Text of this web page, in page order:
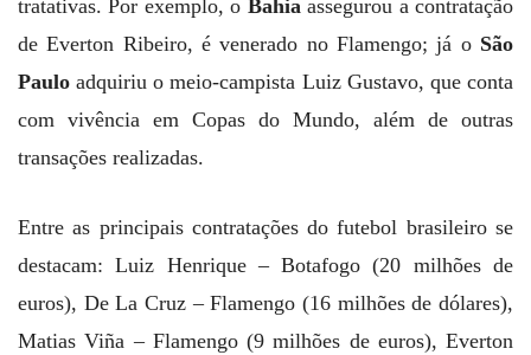
tratativas. Por exemplo, o Bahiaassegurou a contratação
de Everton Ribeiro, é venerado no Flamengo; já o São
Paulo adquiriu o meio-campista Luiz Gustavo, que conta
com vivência em Copas do Mundo, além de outras
transações realizadas.
Entre as principais contratações do futebol brasileiro se
destacam: Luiz Henrique – Botafogo (20 milhões de
euros), De La Cruz – Flamengo (16 milhões de dólares),
Matias Viña – Flamengo (9 milhões de euros), Everton